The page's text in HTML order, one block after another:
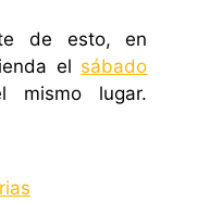
de esto, en
el sábado
lugar.